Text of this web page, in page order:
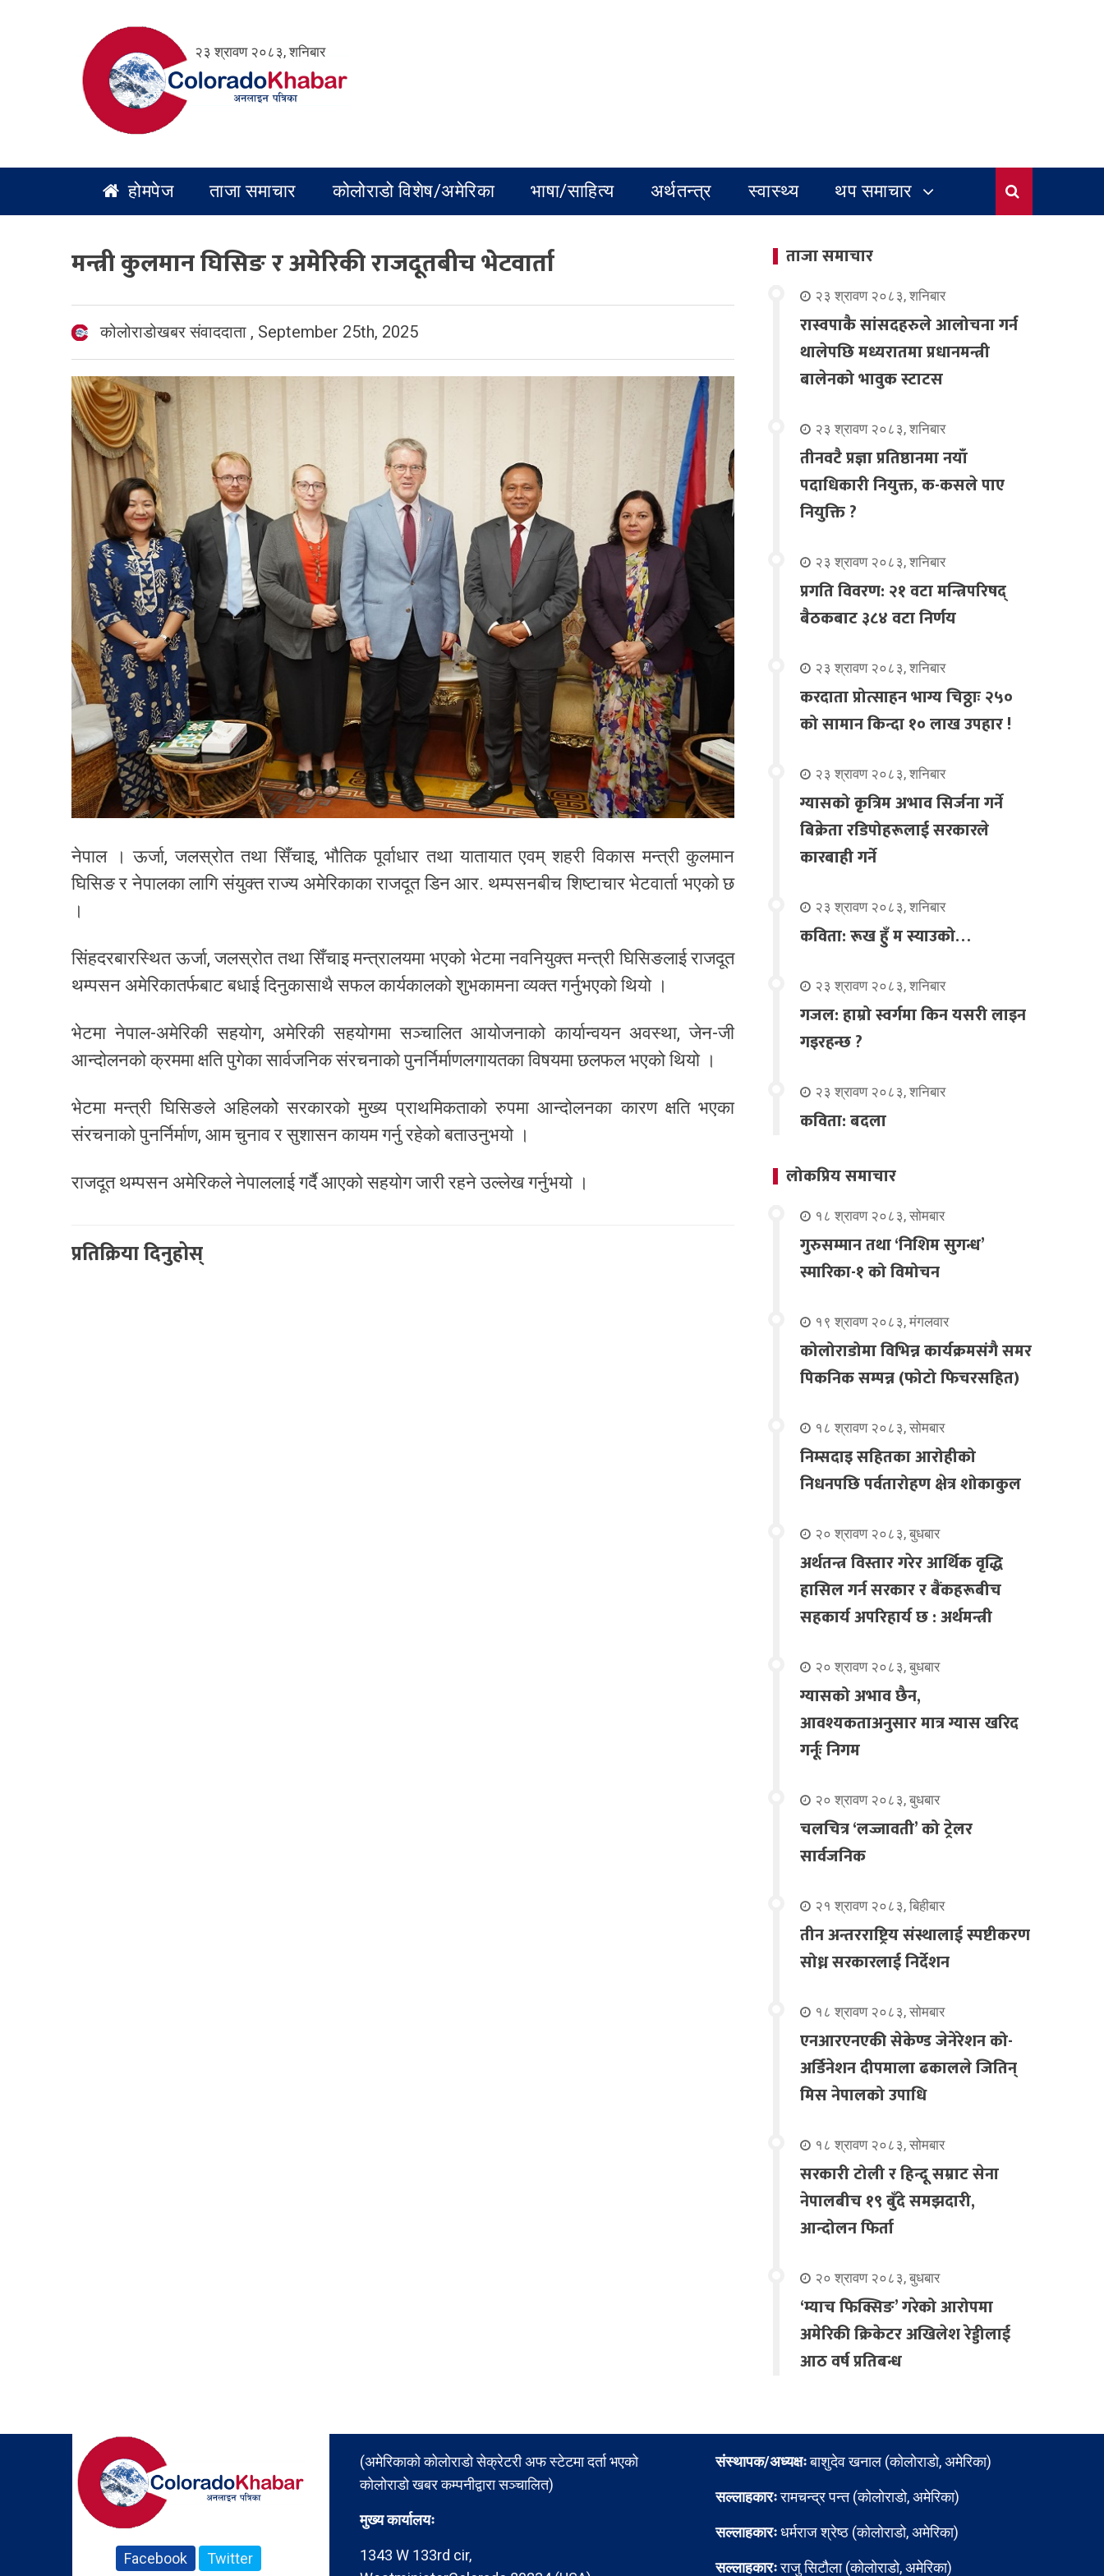
२३ श्रावण २०८३, शनिबार
होमपेज ताजा समाचार कोलोराडो विशेष/अमेरिका भाषा/साहित्य अर्थतन्त्र स्वास्थ्य थप समाचार
मन्त्री कुलमान घिसिङ र अमेरिकी राजदूतबीच भेटवार्ता
कोलोराडोखबर संवाददाता , September 25th, 2025
नेपाल । ऊर्जा, जलस्रोत तथा सिँचाइ, भौतिक पूर्वाधार तथा यातायात एवम् शहरी विकास मन्त्री कुलमान
घिसिङ र नेपालका लागि संयुक्त राज्य अमेरिकाका राजदूत डिन आर. थम्पसनबीच शिष्टाचार भेटवार्ता भएको छ
।
सिंहदरबारस्थित ऊर्जा, जलस्रोत तथा सिँचाइ मन्त्रालयमा भएको भेटमा नवनियुक्त मन्त्री घिसिङलाई राजदूत
थम्पसन अमेरिकातर्फबाट बधाई दिनुकासाथै सफल कार्यकालको शुभकामना व्यक्त गर्नुभएको थियो ।
भेटमा नेपाल-अमेरिकी सहयोग, अमेरिकी सहयोगमा सञ्चालित आयोजनाको कार्यान्वयन अवस्था, जेन-जी
आन्दोलनको क्रममा क्षति पुगेका सार्वजनिक संरचनाको पुनर्निर्माणलगायतका विषयमा छलफल भएको थियो ।
भेटमा मन्त्री घिसिङले अहिलकोे सरकारको मुख्य प्राथमिकताको रुपमा आन्दोलनका कारण क्षति भएका
संरचनाको पुनर्निर्माण, आम चुनाव र सुशासन कायम गर्नु रहेको बताउनुभयो ।
राजदूत थम्पसन अमेरिकले नेपाललाई गर्दै आएको सहयोग जारी रहने उल्लेख गर्नुभयो ।
प्रतिक्रिया दिनुहोस्
ताजा समाचार
२३ श्रावण २०८३, शनिबार
रास्वपाकै सांसदहरुले आलोचना गर्न
थालेपछि मध्यरातमा प्रधानमन्त्री
बालेनको भावुक स्टाटस
२३ श्रावण २०८३, शनिबार
तीनवटै प्रज्ञा प्रतिष्ठानमा नयाँ
पदाधिकारी नियुक्त, क-कसले पाए
नियुक्ति ?
२३ श्रावण २०८३, शनिबार
प्रगति विवरण: २१ वटा मन्त्रिपरिषद्
बैठकबाट ३८४ वटा निर्णय
२३ श्रावण २०८३, शनिबार
करदाता प्रोत्साहन भाग्य चिठ्ठाः २५०
को सामान किन्दा १० लाख उपहार !
२३ श्रावण २०८३, शनिबार
ग्यासको कृत्रिम अभाव सिर्जना गर्ने
बिक्रेता रडिपोहरूलाई सरकारले
कारबाही गर्ने
२३ श्रावण २०८३, शनिबार
कविता: रूख हुँ म स्याउको…
२३ श्रावण २०८३, शनिबार
गजल: हाम्रो स्वर्गमा किन यसरी लाइन
गइरहन्छ ?
२३ श्रावण २०८३, शनिबार
कविता: बदला
लोकप्रिय समाचार
१८ श्रावण २०८३, सोमबार
गुरुसम्मान तथा ‘निशिम सुगन्ध’
स्मारिका-१ को विमोचन
१९ श्रावण २०८३, मंगलवार
कोलोराडोमा विभिन्न कार्यक्रमसंगै समर
पिकनिक सम्पन्न (फोटो फिचरसहित)
१८ श्रावण २०८३, सोमबार
निम्सदाइ सहितका आरोहीको
निधनपछि पर्वतारोहण क्षेत्र शोकाकुल
२० श्रावण २०८३, बुधबार
अर्थतन्त्र विस्तार गरेर आर्थिक वृद्धि
हासिल गर्न सरकार र बैंकहरूबीच
सहकार्य अपरिहार्य छ : अर्थमन्त्री
२० श्रावण २०८३, बुधबार
ग्यासको अभाव छैन,
आवश्यकताअनुसार मात्र ग्यास खरिद
गर्नूः निगम
२० श्रावण २०८३, बुधबार
चलचित्र ‘लज्जावती’ को ट्रेलर
सार्वजनिक
२१ श्रावण २०८३, बिहीबार
तीन अन्तरराष्ट्रिय संस्थालाई स्पष्टीकरण
सोध्न सरकारलाई निर्देशन
१८ श्रावण २०८३, सोमबार
एनआरएनएकी सेकेण्ड जेनेरेशन को-
अर्डिनेशन दीपमाला ढकालले जितिन्
मिस नेपालको उपाधि
१८ श्रावण २०८३, सोमबार
सरकारी टोली र हिन्दू सम्राट सेना
नेपालबीच १९ बुँदे समझदारी,
आन्दोलन फिर्ता
२० श्रावण २०८३, बुधबार
‘म्याच फिक्सिङ’ गरेको आरोपमा
अमेरिकी क्रिकेटर अखिलेश रेड्डीलाई
आठ वर्ष प्रतिबन्ध
Facebook Twitter
(अमेरिकाको कोलोराडो सेक्रेटरी अफ स्टेटमा दर्ता भएको
कोलोराडो खबर कम्पनीद्वारा सञ्चालित)
मुख्य कार्यालयः
1343 W 133rd cir,
संस्थापक/अध्यक्षःबाशुदेव खनाल (कोलोराडो, अमेरिका)
सल्लाहकारःरामचन्द्र पन्त (कोलोराडो, अमेरिका)
सल्लाहकारःधर्मराज श्रेष्ठ (कोलोराडो, अमेरिका)
सल्लाहकारःराजु सिटौला (कोलोराडो, अमेरिका)